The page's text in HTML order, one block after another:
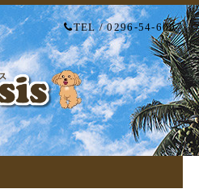
TEL / 0296-54-6007